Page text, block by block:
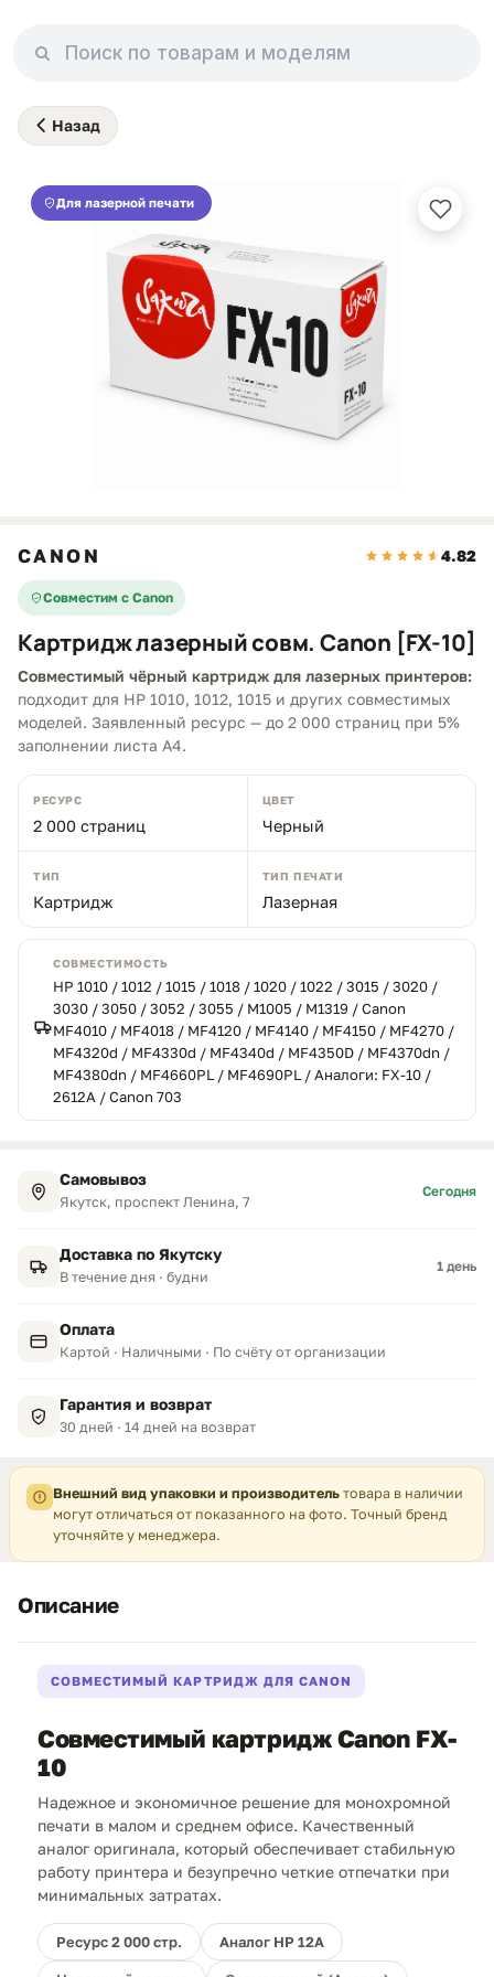
Назад
Для лазерной печати
CANON 4.82
Совместим с Canon
Картридж лазерный совм. Canon [FX-10]
Совместимый чёрный картридж для лазерных принтеров:
подходит для HP 1010, 1012, 1015 и других совместимых
моделей. Заявленный ресурс — до 2 000 страниц при 5%
заполнении листа A4.
РЕСУРС
2 000 страниц
ЦВЕТ
Черный
ТИП
Картридж
ТИП ПЕЧАТИ
Лазерная
СОВМЕСТИМОСТЬ
HP 1010 / 1012 / 1015 / 1018 / 1020 / 1022 / 3015 / 3020 /
3030 / 3050 / 3052 / 3055 / M1005 / M1319 / Canon
MF4010 / MF4018 / MF4120 / MF4140 / MF4150 / MF4270 /
MF4320d / MF4330d / MF4340d / MF4350D / MF4370dn /
MF4380dn / MF4660PL / MF4690PL / Аналоги: FX-10 /
2612A / Canon 703
Самовывоз
Якутск, проспект Ленина, 7
Сегодня
Доставка по Якутску
В течение дня · будни
1 день
Оплата
Картой · Наличными · По счёту от организации
Гарантия и возврат
30 дней · 14 дней на возврат
Внешний вид упаковки и производитель товара в наличии
могут отличаться от показанного на фото. Точный бренд
уточняйте у менеджера.
Описание
СОВМЕСТИМЫЙ КАРТРИДЖ ДЛЯ CANON
Совместимый картридж Canon FX-
10
Надежное и экономичное решение для монохромной
печати в малом и среднем офисе. Качественный
аналог оригинала, который обеспечивает стабильную
работу принтера и безупречно четкие отпечатки при
минимальных затратах.
Ресурс 2 000 стр. Аналог HP 12A